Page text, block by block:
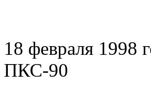
18 февраля 1998
ПКС-90